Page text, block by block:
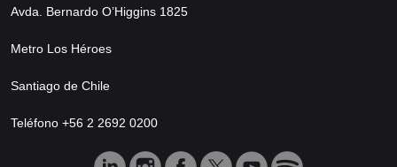
Avda. Bernardo O’Higgins 1825
Metro Los Héroes
Santiago de Chile
Teléfono +56 2 2692 0200